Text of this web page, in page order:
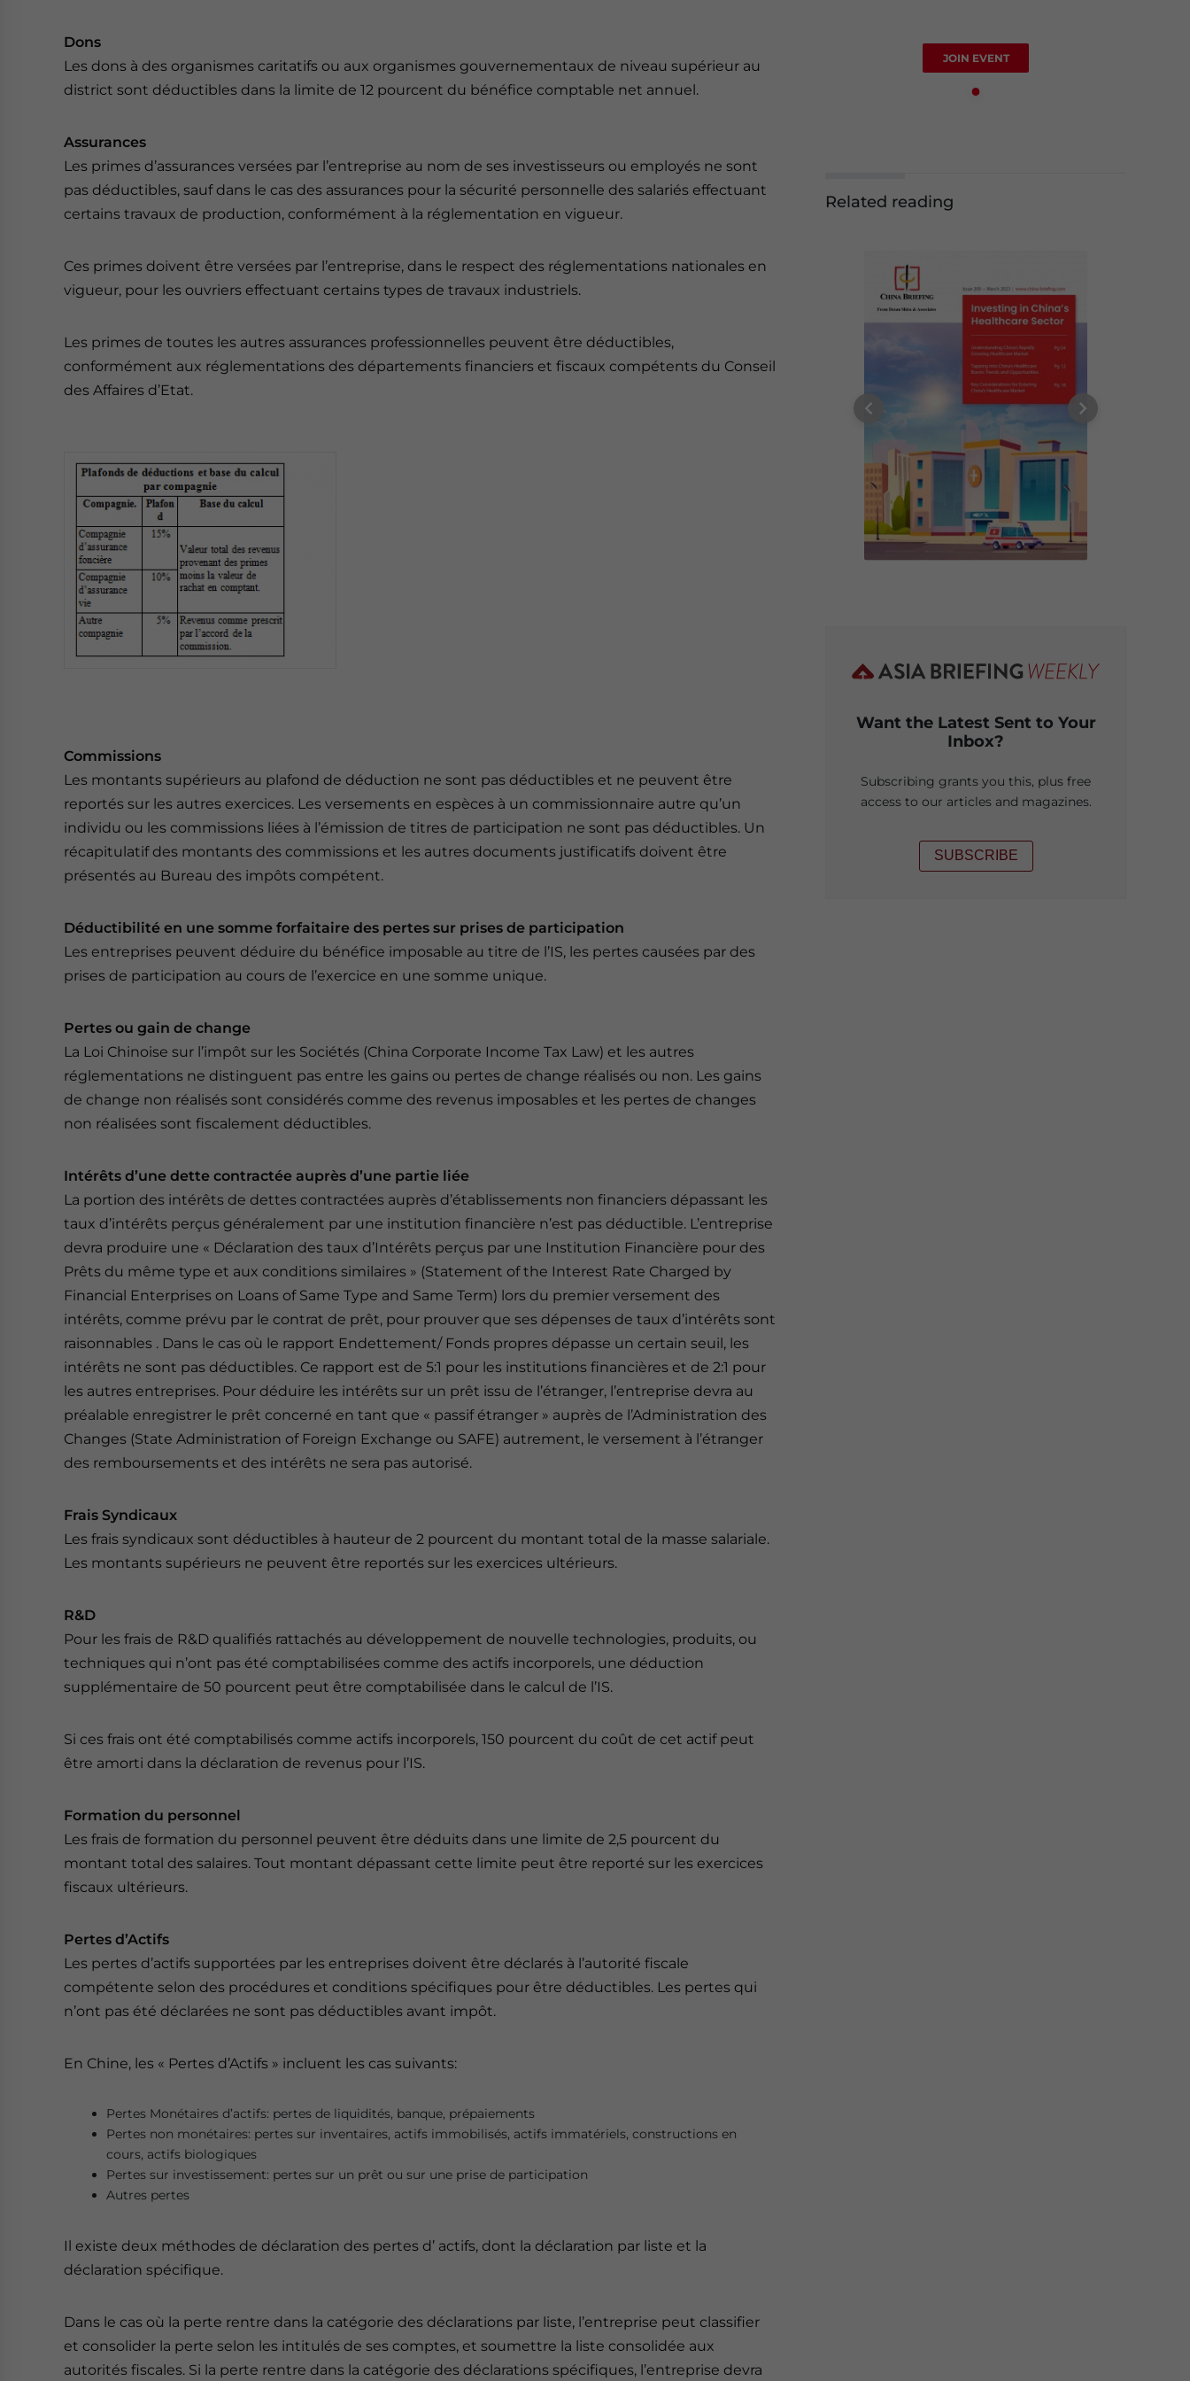
Dons
Les dons à des organismes caritatifs ou aux organismes gouvernementaux de niveau supérieur au
district sont déductibles dans la limite de 12 pourcent du bénéfice comptable net annuel.
Assurances
Les primes d’assurances versées par l’entreprise au nom de ses investisseurs ou employés ne sont
pas déductibles, sauf dans le cas des assurances pour la sécurité personnelle des salariés effectuant
certains travaux de production, conformément à la réglementation en vigueur.
Ces primes doivent être versées par l’entreprise, dans le respect des réglementations nationales en
vigueur, pour les ouvriers effectuant certains types de travaux industriels.
Les primes de toutes les autres assurances professionnelles peuvent être déductibles,
conformément aux réglementations des départements financiers et fiscaux compétents du Conseil
des Affaires d’Etat.
Commissions
Les montants supérieurs au plafond de déduction ne sont pas déductibles et ne peuvent être
reportés sur les autres exercices. Les versements en espèces à un commissionnaire autre qu’un
individu ou les commissions liées à l’émission de titres de participation ne sont pas déductibles. Un
récapitulatif des montants des commissions et les autres documents justificatifs doivent être
présentés au Bureau des impôts compétent.
Déductibilité en une somme forfaitaire des pertes sur prises de participation
Les entreprises peuvent déduire du bénéfice imposable au titre de l’IS, les pertes causées par des
prises de participation au cours de l’exercice en une somme unique.
Pertes ou gain de change
La Loi Chinoise sur l’impôt sur les Sociétés (China Corporate Income Tax Law) et les autres
réglementations ne distinguent pas entre les gains ou pertes de change réalisés ou non. Les gains
de change non réalisés sont considérés comme des revenus imposables et les pertes de changes
non réalisées sont fiscalement déductibles.
Intérêts d’une dette contractée auprès d’une partie liée
La portion des intérêts de dettes contractées auprès d’établissements non financiers dépassant les
taux d’intérêts perçus généralement par une institution financière n’est pas déductible. L’entreprise
devra produire une « Déclaration des taux d’Intérêts perçus par une Institution Financière pour des
Prêts du même type et aux conditions similaires » (Statement of the Interest Rate Charged by
Financial Enterprises on Loans of Same Type and Same Term) lors du premier versement des
intérêts, comme prévu par le contrat de prêt, pour prouver que ses dépenses de taux d’intérêts sont
raisonnables . Dans le cas où le rapport Endettement/ Fonds propres dépasse un certain seuil, les
intérêts ne sont pas déductibles. Ce rapport est de 5:1 pour les institutions financières et de 2:1 pour
les autres entreprises. Pour déduire les intérêts sur un prêt issu de l’étranger, l’entreprise devra au
préalable enregistrer le prêt concerné en tant que « passif étranger » auprès de l’Administration des
Changes (State Administration of Foreign Exchange ou SAFE) autrement, le versement à l’étranger
des remboursements et des intérêts ne sera pas autorisé.
Frais Syndicaux
Les frais syndicaux sont déductibles à hauteur de 2 pourcent du montant total de la masse salariale.
Les montants supérieurs ne peuvent être reportés sur les exercices ultérieurs.
R&D
Pour les frais de R&D qualifiés rattachés au développement de nouvelle technologies, produits, ou
techniques qui n’ont pas été comptabilisées comme des actifs incorporels, une déduction
supplémentaire de 50 pourcent peut être comptabilisée dans le calcul de l’IS.
Si ces frais ont été comptabilisés comme actifs incorporels, 150 pourcent du coût de cet actif peut
être amorti dans la déclaration de revenus pour l’IS.
Formation du personnel
Les frais de formation du personnel peuvent être déduits dans une limite de 2,5 pourcent du
montant total des salaires. Tout montant dépassant cette limite peut être reporté sur les exercices
fiscaux ultérieurs.
Pertes d’Actifs
Les pertes d’actifs supportées par les entreprises doivent être déclarés à l’autorité fiscale
compétente selon des procédures et conditions spécifiques pour être déductibles. Les pertes qui
n’ont pas été déclarées ne sont pas déductibles avant impôt.
En Chine, les « Pertes d’Actifs » incluent les cas suivants:
Pertes Monétaires d’actifs: pertes de liquidités, banque, prépaiements
Pertes non monétaires: pertes sur inventaires, actifs immobilisés, actifs immatériels, constructions en
cours, actifs biologiques
Pertes sur investissement: pertes sur un prêt ou sur une prise de participation
Autres pertes
Il existe deux méthodes de déclaration des pertes d’ actifs, dont la déclaration par liste et la
déclaration spécifique.
Dans le cas où la perte rentre dans la catégorie des déclarations par liste, l’entreprise peut classifier
et consolider la perte selon les intitulés de ses comptes, et soumettre la liste consolidée aux
autorités fiscales. Si la perte rentre dans la catégorie des déclarations spécifiques, l’entreprise devra
JOIN EVENT
Related reading
Want the Latest Sent to Your
Inbox?
Subscribing grants you this, plus free
access to our articles and magazines.
SUBSCRIBE